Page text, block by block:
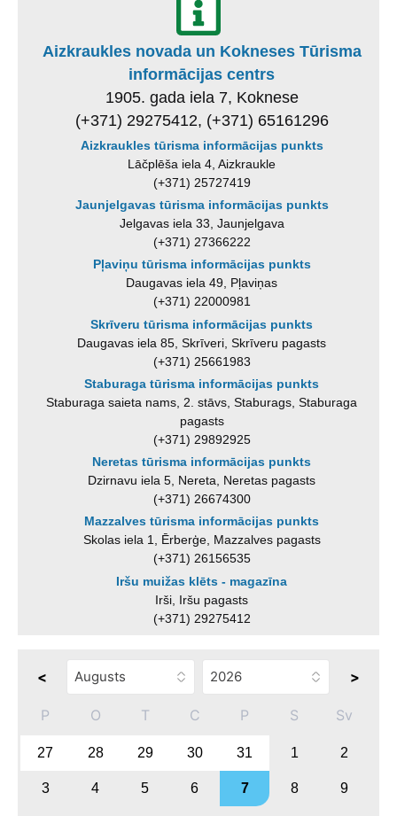
Aizkraukles novada un Kokneses Tūrisma
informācijas centrs
1905. gada iela 7, Koknese
(+371) 29275412, (+371) 65161296
Aizkraukles tūrisma informācijas punkts
Lāčplēša iela 4, Aizkraukle
(+371) 25727419
Jaunjelgavas tūrisma informācijas punkts
Jelgavas iela 33, Jaunjelgava
(+371) 27366222
Pļaviņu tūrisma informācijas punkts
Daugavas iela 49, Pļaviņas
(+371) 22000981
Skrīveru tūrisma informācijas punkts
Daugavas iela 85, Skrīveri, Skrīveru pagasts
(+371) 25661983
Staburaga tūrisma informācijas punkts
Staburaga saieta nams, 2. stāvs, Staburags, Staburaga
pagasts
(+371) 29892925
Neretas tūrisma informācijas punkts
Dzirnavu iela 5, Nereta, Neretas pagasts
(+371) 26674300
Mazzalves tūrisma informācijas punkts
Skolas iela 1, Ērberģe, Mazzalves pagasts
(+371) 26156535
Iršu muižas klēts - magazīna
Irši, Iršu pagasts
(+371) 29275412
< >
P O T C P S Sv
27 28 29 30 31 1 2
3 4 5 6 7 8 9